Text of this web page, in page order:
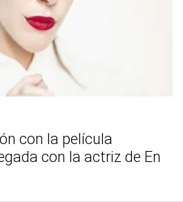
con la película
con la actriz de En